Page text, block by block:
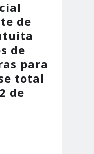
de
de
para
total
de